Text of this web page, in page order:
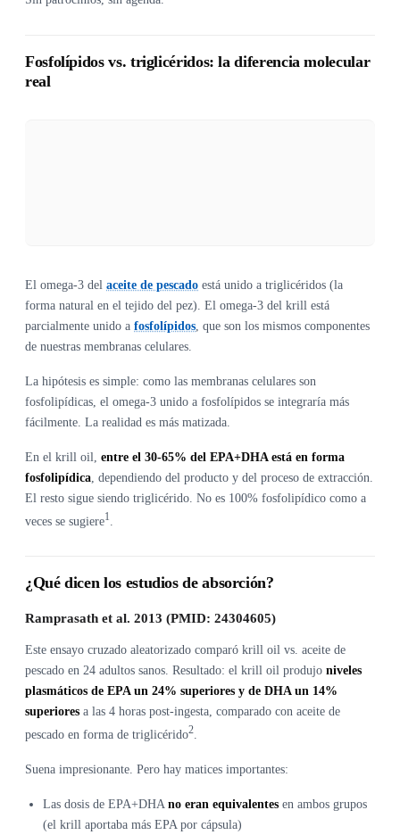
Fosfolípidos vs. triglicéridos: la diferencia molecular
real
El omega-3 del aceite de pescado está unido a triglicéridos (la
forma natural en el tejido del pez). El omega-3 del krill está
parcialmente unido a fosfolípidos , que son los mismos componentes
de nuestras membranas celulares.
La hipótesis es simple: como las membranas celulares son
fosfolipídicas, el omega-3 unido a fosfolípidos se integraría más
fácilmente. La realidad es más matizada.
En el krill oil, entre el 30-65% del EPA+DHA está en forma
fosfolipídica , dependiendo del producto y del proceso de extracción.
El resto sigue siendo triglicérido. No es 100% fosfolipídico como a
veces se sugiere1
¿Qué dicen los estudios de absorción?
Ramprasath et al. 2013 (PMID: 24304605)
Este ensayo cruzado aleatorizado comparó krill oil vs. aceite de
pescado en 24 adultos sanos. Resultado: el krill oil produjo niveles
plasmáticos de EPA un 24% superiores y de DHA un 14%
superiores a las 4 horas post-ingesta, comparado con aceite de
pescado en forma de triglicérido2.
Suena impresionante. Pero hay matices importantes:
Las dosis de EPA+DHA no eran equivalentes en ambos grupos
(el krill aportaba más EPA por cápsula)